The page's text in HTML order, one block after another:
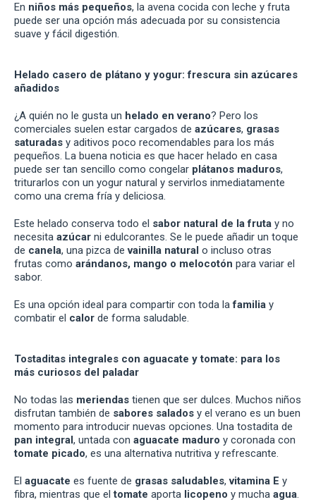
En niños más pequeños, la avena cocida con leche y fruta
puede ser una opción más adecuada por su consistencia
suave y fácil digestión.
Helado casero de plátano y yogur: frescura sin azúcares
añadidos
¿A quién no le gusta un helado en verano? Pero los
comerciales suelen estar cargados de azúcares, grasas
saturadas y aditivos poco recomendables para los más
pequeños. La buena noticia es que hacer helado en casa
puede ser tan sencillo como congelar plátanos maduros,
triturarlos con un yogur natural y servirlos inmediatamente
como una crema fría y deliciosa.
Este helado conserva todo el sabor natural de la fruta y no
necesita azúcar ni edulcorantes. Se le puede añadir un toque
de canela, una pizca devainilla natural o incluso otras
frutas como arándanos, mango o melocotón para variar el
sabor.
Es una opción ideal para compartir con toda lafamilia y
combatir el calor de forma saludable.
Tostaditas integrales con aguacate y tomate: para los
más curiosos del paladar
No todas las meriendas tienen que ser dulces. Muchos niños
disfrutan también de sabores salados y el verano es un buen
momento para introducir nuevas opciones. Una tostadita de
pan integral, untada con aguacate maduro y coronada con
tomate picado, es una alternativa nutritiva y refrescante.
El aguacate es fuente de grasas saludables,vitamina E y
fibra, mientras que eltomate aporta licopeno y mucha agua.